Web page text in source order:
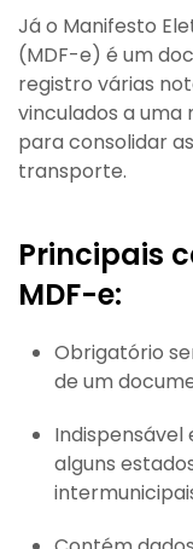
Já o Manifesto
(MDF-e) é um
registro várias
vinculados a uma
para consolidar
transporte.
Principais
MDF-e:
Obrigatório
de um
Indispensável
alguns